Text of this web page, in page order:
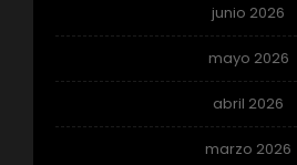
junio 2026
mayo 2026
abril 2026
marzo 2026